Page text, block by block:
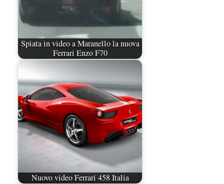
Spiata in video a Maranello la nuova
Ferrari Enzo F70
Nuovo video Ferrari 458 Italia